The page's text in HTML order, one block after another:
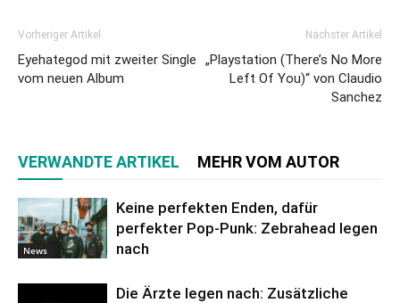
Vorheriger Artikel
Eyehategod mit zweiter Single
vom neuen Album
Nächster Artikel
„Playstation (There’s No More
Left Of You)“ von Claudio
Sanchez
VERWANDTE ARTIKEL MEHR VOM AUTOR
News
Keine perfekten Enden, dafür
perfekter Pop-Punk: Zebrahead legen
nach
Die Ärzte legen nach: Zusätzliche